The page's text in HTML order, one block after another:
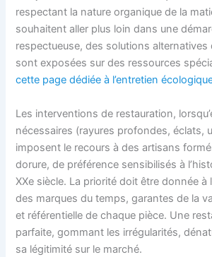
respectant la nature organique de la
souhaitent aller plus loin dans une
respectueuse, des solutions alternatives
sont exposées sur des ressources
cette page dédiée à l’entretien
Les interventions de restauration,
nécessaires (rayures profondes, éclats,
imposent le recours à des artisans
dorure, de préférence sensibilisés à
XXe siècle. La priorité doit être donnée à
des marques du temps, garantes de la
et référentielle de chaque pièce. Une
parfaite, gommant les irrégularités,
sa légitimité sur le marché.